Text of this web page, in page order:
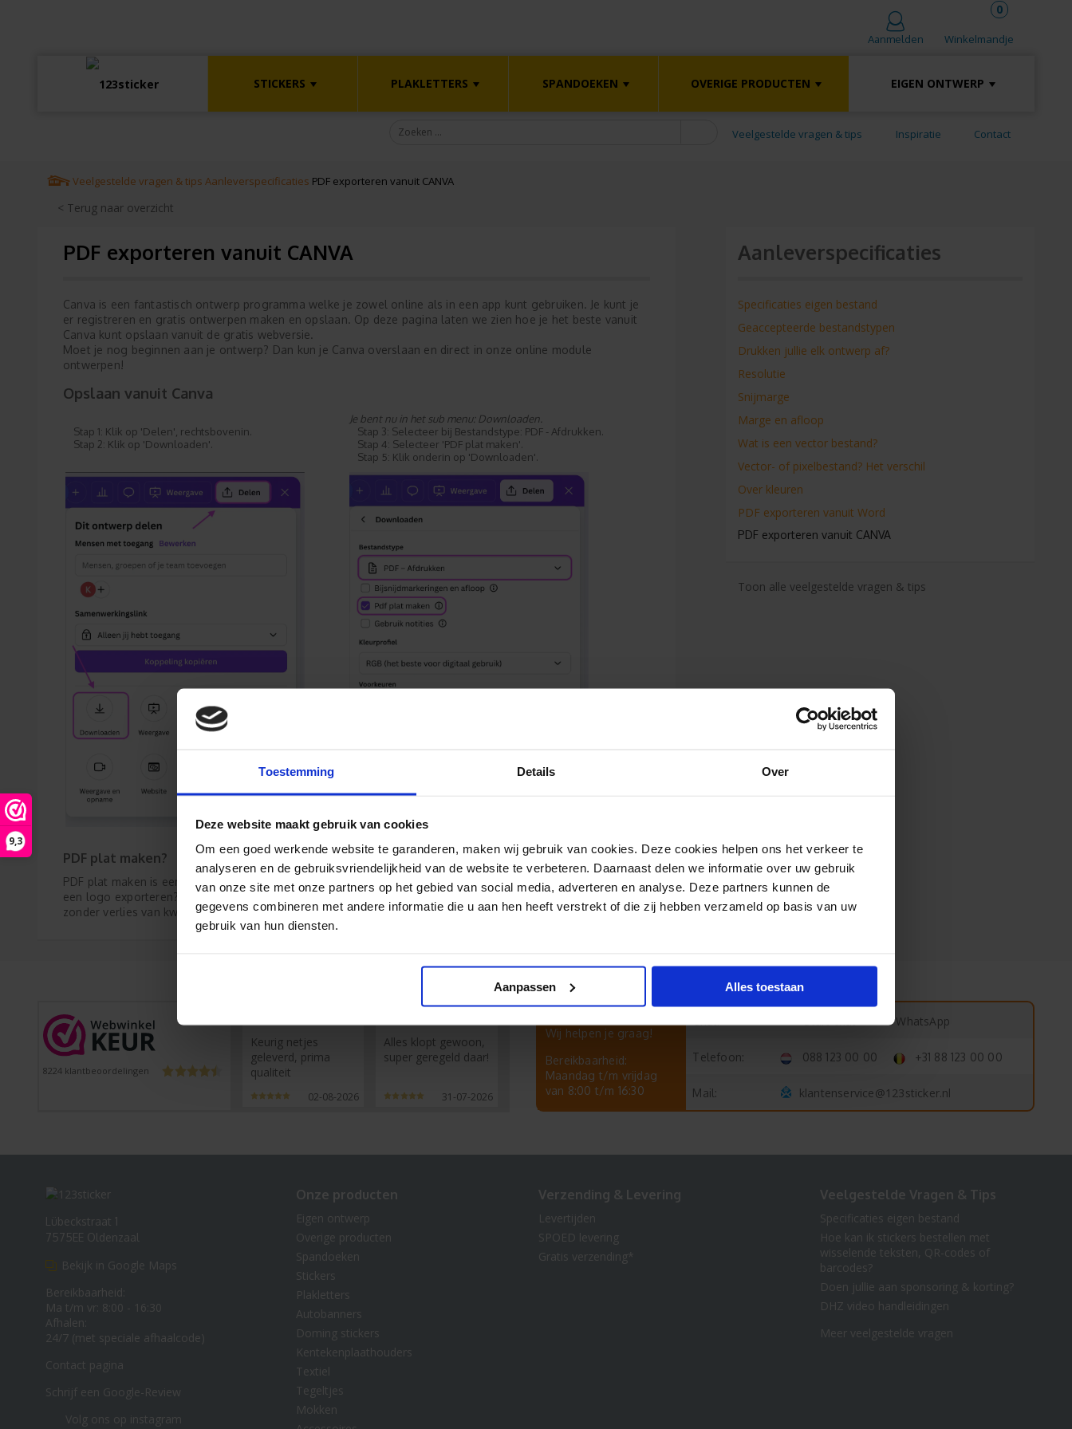
9,3
Toestemming Details Over
Deze website maakt gebruik van cookies
Om een goed werkende website te garanderen, maken wij gebruik van cookies. Deze cookies helpen ons het verkeer te
analyseren en de gebruiksvriendelijkheid van de website te verbeteren. Daarnaast delen we informatie over uw gebruik
van onze site met onze partners op het gebied van social media, adverteren en analyse. Deze partners kunnen de
gegevens combineren met andere informatie die u aan hen heeft verstrekt of die zij hebben verzameld op basis van uw
gebruik van hun diensten.
Aanpassen Alles toestaan
Aanmelden Winkelmandje
0
STICKERS PLAKLETTERS SPANDOEKEN OVERIGE PRODUCTEN EIGEN ONTWERP
Veelgestelde vragen & tips Inspiratie Contact
Veelgestelde vragen & tips Aanleverspecificaties PDF exporteren vanuit CANVA
< Terug naar overzicht
PDF exporteren vanuit CANVA
Canva is een fantastisch ontwerp programma welke je zowel online als in een app kunt gebruiken. Je kunt je
er registreren en gratis ontwerpen maken en opslaan. Op deze pagina laten we zien hoe je het beste vanuit
Canva kunt opslaan vanuit de gratis webversie.
Moet je nog beginnen aan je ontwerp? Dan kun je Canva overslaan en direct in onze online module
ontwerpen!
Opslaan vanuit Canva
Stap 1: Klik op 'Delen', rechtsbovenin.
Stap 2: Klik op 'Downloaden'.
Je bent nu in het sub menu: Downloaden.
Stap 3: Selecteer bij Bestandstype: PDF - Afdrukken.
Stap 4: Selecteer 'PDF plat maken'.
Stap 5: Klik onderin op 'Downloaden'.
PDF plat maken?
PDF plat maken is een goede optie als je in Canva een collage met diverse foto's hebt gemaakt. Ga je enkel
een logo exporteren? Selecteer dan juist
de optie PDF platmaken. Je logo kan dan verschaalt worden
zonder verlies van kwaliteit.
Aanleverspecificaties
Specificaties eigen bestand
Geaccepteerde bestandstypen
Drukken jullie elk ontwerp af?
Resolutie
Snijmarge
Marge en afloop
Wat is een vector bestand?
Vector- of pixelbestand? Het verschil
Over kleuren
PDF exporteren vanuit Word
PDF exporteren vanuit CANVA
Toon alle veelgestelde vragen & tips
8224 klantbeoordelingen
Keurig netjes
geleverd, prima
qualiteit
02-08-2026
Alles klopt gewoon,
super geregeld daar!
31-07-2026
Wij helpen je graag!
Bereikbaarheid:
Maandag t/m vrijdag
van 8:00 t/m 16:30
Chat: Start chat WhatsApp
Telefoon: 088 123 00 00 +31 88 123 00 00
Mail: klantenservice@123sticker.nl
Lübeckstraat 1
7575EE Oldenzaal
Bekijk in Google Maps
Bereikbaarheid:
Ma t/m vr: 8:00 - 16:30
Afhalen:
24/7 (met speciale afhaalcode)
Contact pagina
Schrijf een Google-Review
Volg ons op instagram
Onze producten
Eigen ontwerp
Overige producten
Spandoeken
Stickers
Plakletters
Autobanners
Doming stickers
Kentekenplaathouders
Textiel
Tegeltjes
Mokken
Verzending & Levering
Levertijden
SPOED levering
Gratis verzending*
Veelgestelde Vragen & Tips
Specificaties eigen bestand
Hoe kan ik stickers bestellen met
wisselende teksten, QR-codes of
barcodes?
Doen jullie aan sponsoring & korting?
DHZ video handleidingen
Meer veelgestelde vragen